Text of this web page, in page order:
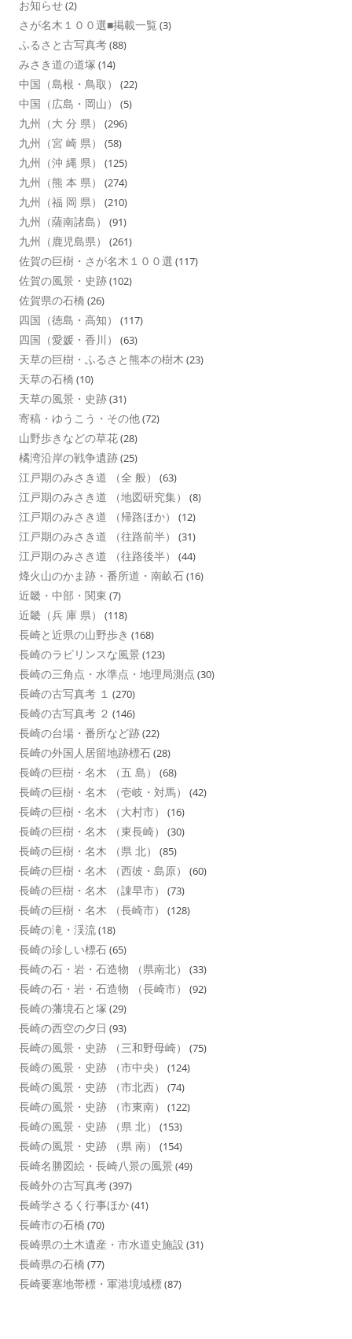
お知らせ(2)
さが名木１００選■掲載一覧 (3)
ふるさと古写真考(88)
みさき道の道塚 (14)
中国（島根・鳥取） (22)
中国（広島・岡山） (5)
九州（大 分 県） (296)
九州（宮 崎 県） (58)
九州（沖 縄 県） (125)
九州（熊 本 県） (274)
九州（福 岡 県） (210)
九州（薩南諸島） (91)
九州（鹿児島県） (261)
佐賀の巨樹・さが名木１００選 (117)
佐賀の風景・史跡(102)
佐賀県の石橋 (26)
四国（徳島・高知） (117)
四国（愛媛・香川） (63)
天草の巨樹・ふるさと熊本の樹木 (23)
天草の石橋 (10)
天草の風景・史跡(31)
寄稿・ゆうこう・その他(72)
山野歩きなどの草花(28)
橘湾沿岸の戦争遺跡(25)
江戸期のみさき道 （全 般） (63)
江戸期のみさき道 （地図研究集） (8)
江戸期のみさき道 （帰路ほか） (12)
江戸期のみさき道 （往路前半） (31)
江戸期のみさき道 （往路後半） (44)
烽火山のかま跡・番所道・南畝石(16)
近畿・中部・関東 (7)
近畿（兵 庫 県） (118)
長崎と近県の山野歩き (168)
長崎のラビリンスな風景 (123)
長崎の三角点・水準点・地理局測点 (30)
長崎の古写真考 １ (270)
長崎の古写真考 ２ (146)
長崎の台場・番所など跡(22)
長崎の外国人居留地跡標石(28)
長崎の巨樹・名木 （五 島） (68)
長崎の巨樹・名木 （壱岐・対馬） (42)
長崎の巨樹・名木 （大村市） (16)
長崎の巨樹・名木 （東長崎） (30)
長崎の巨樹・名木 （県 北） (85)
長崎の巨樹・名木 （西彼・島原） (60)
長崎の巨樹・名木 （諌早市） (73)
長崎の巨樹・名木 （長崎市） (128)
長崎の滝・渓流(18)
長崎の珍しい標石(65)
長崎の石・岩・石造物 （県南北） (33)
長崎の石・岩・石造物 （長崎市） (92)
長崎の藩境石と塚 (29)
長崎の西空の夕日 (93)
長崎の風景・史跡 （三和野母崎） (75)
長崎の風景・史跡 （市中央） (124)
長崎の風景・史跡 （市北西） (74)
長崎の風景・史跡 （市東南） (122)
長崎の風景・史跡 （県 北） (153)
長崎の風景・史跡 （県 南） (154)
長崎名勝図絵・長崎八景の風景 (49)
長崎外の古写真考(397)
長崎学さるく行事ほか(41)
長崎市の石橋 (70)
長崎県の土木遺産・市水道史施設 (31)
長崎県の石橋 (77)
長崎要塞地帯標・軍港境域標(87)